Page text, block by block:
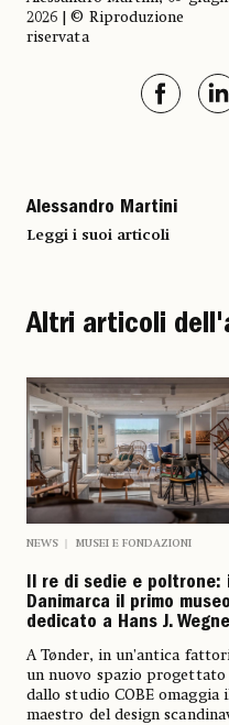
2026 | © Riproduzione
riservata
Alessandro Martini
Leggi i suoi articoli
Altri articoli
NEWS MUSEI E FONDAZIONI
Il re di sedie e poltrone:
Danimarca il primo museo
dedicato a Hans J.
A Tønder, in un’antica
un nuovo spazio progettato
dallo studio COBE omaggia
maestro del design